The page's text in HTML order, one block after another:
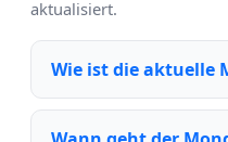
aktualisiert.
Wie ist die aktuelle